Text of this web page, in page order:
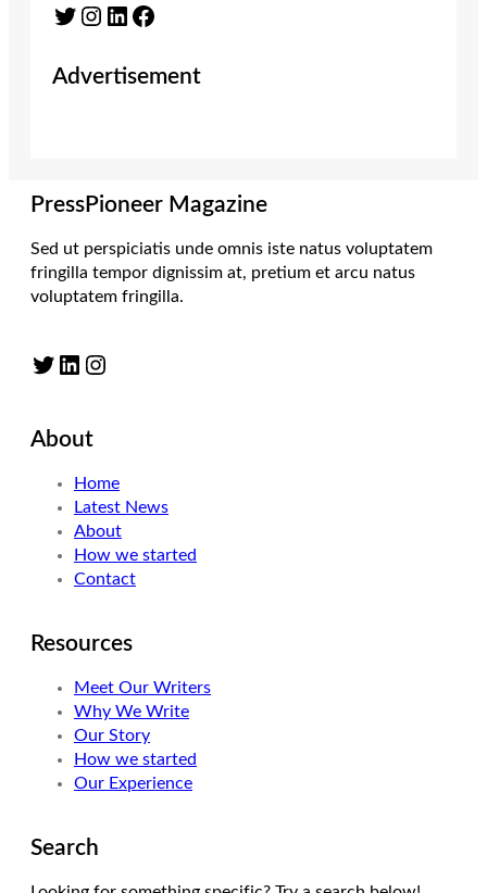
Twitter Instagram LinkedIn Facebook
Advertisement
PressPioneer Magazine
Sed ut perspiciatis unde omnis iste natus voluptatem
fringilla tempor dignissim at, pretium et arcu natus
voluptatem fringilla.
Twitter LinkedIn Instagram
About
Home
Latest News
About
How we started
Contact
Resources
Meet Our Writers
Why We Write
Our Story
How we started
Our Experience
Search